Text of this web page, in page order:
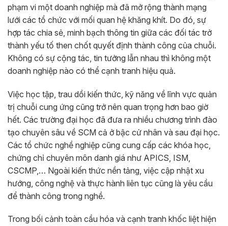
phạm vi một doanh nghiệp mà đã mở rộng thành mạng
lưới các tổ chức với mối quan hệ khăng khít. Do đó, sự
hợp tác chia sẻ, minh bạch thông tin giữa các đối tác trở
thành yếu tố then chốt quyết định thành công của chuỗi.
Không có sự cộng tác, tin tưởng lẫn nhau thì không một
doanh nghiệp nào có thể cạnh tranh hiệu quả.
Việc học tập, trau dồi kiến thức, kỹ năng về lĩnh vực quản
trị chuỗi cung ứng cũng trở nên quan trọng hơn bao giờ
hết. Các trường đại học đã đưa ra nhiều chương trình đào
tạo chuyên sâu về SCM cả ở bậc cử nhân và sau đại học.
Các tổ chức nghề nghiệp cũng cung cấp các khóa học,
chứng chỉ chuyên môn danh giá như APICS, ISM,
CSCMP,… Ngoài kiến thức nền tảng, việc cập nhật xu
hướng, công nghệ và thực hành liên tục cũng là yêu cầu
để thành công trong nghề.
Trong bối cảnh toàn cầu hóa và cạnh tranh khốc liệt hiện